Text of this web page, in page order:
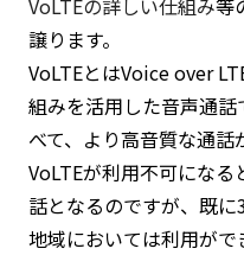
譲ります。
VoLTEとはVoice over
組みを活用した音声通
べて、より高音質な通話
VoLTEが利用不可にな
話となるのですが、既
地域においては利用が